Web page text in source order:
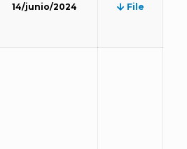
14/junio/2024 File